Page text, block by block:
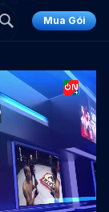
Mua Gói